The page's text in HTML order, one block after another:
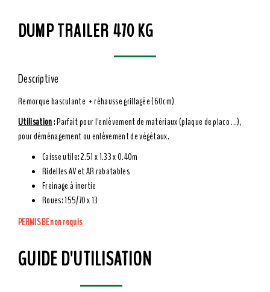
DUMP TRAILER 470 KG
Descriptive
Remorque basculante + réhausse grillagée (60cm)
Utilisation: Parfait pour l'enlèvement de matériaux (plaque de placo ...),
pour déménagement ou enlèvement de végétaux.
Caisse utile: 2.51 x 1.33 x 0.40m
Ridelles AV et AR rabatables
Freinage à inertie
Roues: 155/70 x 13
PERMIS BE non requis
GUIDE D'UTILISATION